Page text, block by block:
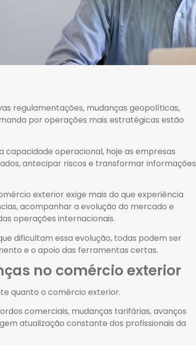
regulamentações, mudanças geopolíticas,
por operações mais estratégicas estão
operacional, hoje as empresas
antecipar riscos e transformar informações
exterior exige mais do que experiência
acompanhar a evolução do mercado e
operações internacionais.
dificultam essa evolução, todas podem ser
e o apoio das ferramentas certas.
no comércio exterior
quanto o comércio exterior.
comerciais, mudanças tarifárias, avanços
atualização constante dos profissionais da